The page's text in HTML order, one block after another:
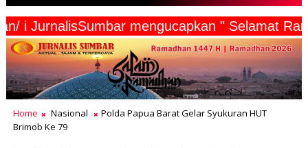
i JurnalisSumbar mengucapkan "
Home Nasional
Polda Papua Barat Gelar Syukuran HUT
Brimob Ke 79